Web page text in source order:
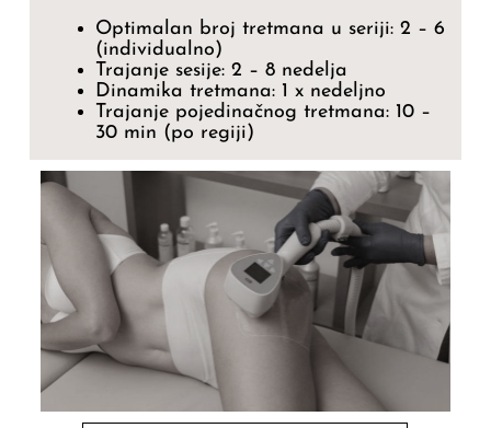
Optimalan broj tretmana u seriji: 2 – 6
(individualno)
Trajanje sesije: 2 – 8 nedelja
Dinamika tretmana: 1 x nedeljno
Trajanje pojedinačnog tretmana: 10 –
30 min (po regiji)